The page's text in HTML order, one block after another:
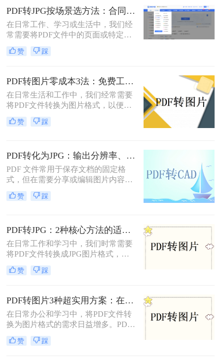
一页或多页转换为图片格式，比如
JPG或PNG，以方便在不同的应用场
景中使用。那么pdf转图片怎么转呢？
本文将详细介绍几种常见的方法来帮
助您将PDF文件转换为图片。
PDF转JPG按场景选方法：合同、图纸、证件照分别用哪种！
在日常工作、学习或生活中，我们经
常需要将PDF文件中的页面或特定内
容转换为JPG图片格式。无论是为了
在演示文稿中插入一页图表、在社交
了满足某些平台只支持图片上传的需
求，PDF转JPG都是一项非常实用的
技能
赞 踩
PDF转图片零成本3法：免费工具的转换精度和限制对比！
在日常生活和工作中，我们经常需要
将PDF文件转换为图片格式，以便于
分享、编辑或打印。那么怎么不花钱
把pdf转成图片呢？本文将介绍三种不
赞 踩
PDF转化为JPG：输出分辨率、色彩模式和压缩率的设置指南！
PDF 文件常用于保存文档的固定格
式，但在需要分享或编辑图片内容
时，JPG 格式更为灵活。那么pdf如何
转化为jpg呢？本文将详细介绍几种常
赞 踩
PDF转JPG：2种核心方法的适用场景和操作差异！
在日常工作和学习中，我们时常需要
将PDF文件转换成JPG图片格式，以
便于在多种设备和平台上进行浏览、
编辑和分享。那么怎么把pdf转换成
JPG的方法。
赞 踩
PDF转图片3种超实用方案：在线、客户端、截图各自优势！
在日常办公和学习中，将PDF文件转
换为图片格式的需求日益增多。PDF
转图片不仅便于分享、保存和打印，
还能有效规避某些版权问题，提高阅
赞 踩